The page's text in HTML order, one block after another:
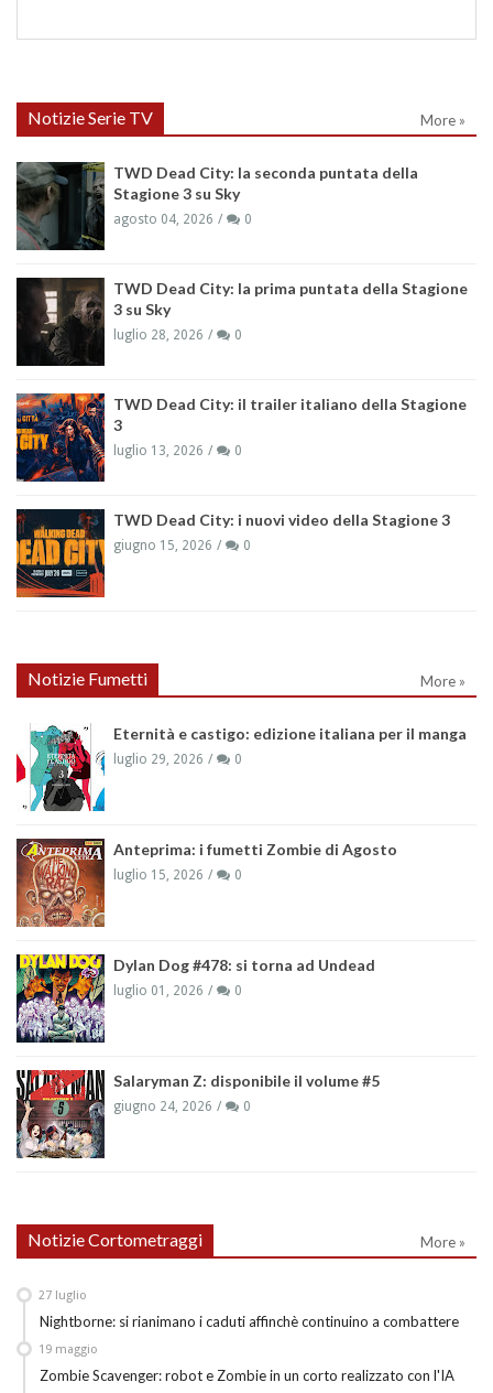
Notizie Serie TV More »
TWD Dead City: la seconda puntata della
Stagione 3 su Sky
agosto 04, 2026 0
TWD Dead City: la prima puntata della Stagione
3 su Sky
luglio 28, 2026 0
TWD Dead City: il trailer italiano della Stagione
3
luglio 13, 2026 0
TWD Dead City: i nuovi video della Stagione 3
giugno 15, 2026 0
Notizie Fumetti More »
Eternità e castigo: edizione italiana per il manga
luglio 29, 2026 0
Anteprima: i fumetti Zombie di Agosto
luglio 15, 2026 0
Dylan Dog #478: si torna ad Undead
luglio 01, 2026 0
Salaryman Z: disponibile il volume #5
giugno 24, 2026 0
Notizie Cortometraggi More »
Nightborne: si rianimano i caduti affinchè continuino a combattere
27 luglio
Zombie Scavenger: robot e Zombie in un corto realizzato con l'IA
19 maggio